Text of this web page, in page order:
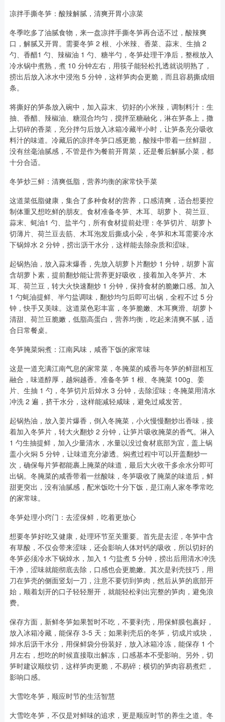
凉拌手撕冬笋：酸辣解腻，清爽开胃小凉菜
冬季吃多了油腻食物，来一盘凉拌手撕冬笋再合适不过，酸辣爽
口，解腻又开胃。需要冬笋 2 根、小米辣、香菜、蒜末、生抽 2
勺、香醋1 勺、辣椒油 1 勺、糖半勺，冬笋处理干净后，整根放入
冷水锅中煮熟，煮 10 分钟左右，用筷子能轻松扎透就说明熟了，
捞出后放入冰水中浸泡 5 分钟，这样笋肉会更脆，而且容易撕成细
条。
将撕好的笋条放入碗中，加入蒜末、切好的小米辣，调制料汁：生
抽、香醋、辣椒油、糖混合均匀，搅拌至糖融化，淋在笋条上，撒
上切碎的香菜，充分拌匀后放入冰箱冷藏半小时，让笋条充分吸收
料汁的味道。冷藏后的凉拌冬笋口感更脆，酸辣中带着一丝鲜甜，
没有丝毫油腻感，不管是作为餐前开胃菜，还是餐后解腻小菜，都
十分合适。
冬笋炒三鲜：清爽低脂，营养均衡的家常快手菜
这道菜低脂健康，集合了多种食材的营养，口感清爽，适合想要控
制体重又想吃鲜的朋友。食材准备冬笋、木耳、胡萝卜、荷兰豆、
蒜末、蚝油1 勺、盐半勺，所有食材提前处理：冬笋切片、胡萝卜
切薄片、荷兰豆去筋、木耳泡发后撕成小朵，冬笋和木耳需要冷水
下锅焯水 2 分钟，捞出沥干水分，这样能去除杂质和涩味。
起锅热油，放入蒜末爆香，先放入胡萝卜片翻炒 1 分钟，胡萝卜富
含胡萝卜素，提前翻炒能让营养更好吸收，接着加入冬笋片、木
耳、荷兰豆，转大火快速翻炒 1 分钟，保持食材的脆嫩口感。加入
1 勺蚝油提鲜、半勺盐调味，翻炒均匀后即可出锅，全程不过 5 分
钟，快手又美味。这道菜色彩丰富，冬笋脆嫩、木耳爽滑、胡萝卜
清甜、荷兰豆脆嫩，低脂高蛋白，营养均衡，吃起来清爽不腻，适
合日常餐桌。
冬笋腌菜焖煮：江南风味，咸香下饭的家常味
这是一道充满江南气息的家常菜，冬腌菜的咸香与冬笋的鲜甜相互
融合，味道醇厚，越焖越香。准备冬笋 1 根、冬腌菜 100g、姜
片、生抽 1 勺，冬笋切片后焯水 3 分钟，去除涩味；冬腌菜用清水
冲洗 2 遍，挤干水分，这样能减轻咸味，避免过咸发苦。
起锅热油，放入姜片爆香，倒入冬腌菜，小火慢慢翻炒出香味，接
着加入冬笋片，转大火翻炒 2 分钟，让笋片吸收腌菜的香气。淋入
1 勺生抽提鲜，加入少量清水，水量以没过食材底部为宜，盖上锅
盖小火焖 5 分钟，让味道充分渗透。焖煮过程中可以开盖翻炒一
次，确保每片笋都能裹上腌菜的味道，最后大火收干多余水分即可
出锅。冬腌菜的咸香带着一丝酸味，冬笋吸收了腌菜的味道后，鲜
甜更突出，没有油腻感，配米饭吃十分下饭，是江南人家冬季常吃
的家常味。
冬笋处理小窍门：去涩保鲜，吃着更放心
想要冬笋好吃又健康，处理环节至关重要。首先是去涩，冬笋中含
有草酸，不仅会带来涩味，还会影响人体对钙的吸收，所以切好的
冬笋必须冷水下锅焯水，加入 1 勺盐煮 5 分钟，捞出后用清水冲洗
干净，涩味就能彻底去除，口感也会更脆嫩。其次是剥壳技巧，用
刀在笋壳的侧面竖划一刀，注意不要切到笋肉，然后从笋的底部开
始，顺着划开的口子轻轻掰开，就能轻松剥出完整的笋肉，避免浪
费。
保存方面，新鲜冬笋如果暂时不吃，不要剥壳，用保鲜膜包裹好，
放入冰箱冷藏，能保存 3-5 天；如果剥壳后的冬笋，切成片或块，
焯水后沥干水分，用保鲜袋分份装好，放入冰箱冷冻，能保存 1 个
月左右，想吃的时候直接取出解冻，口感基本不受影响。另外，切
笋时建议顺纹切，这样笋肉更脆，不易碎；横切的笋肉容易煮烂，
影响口感。
大雪吃冬笋，顺应时节的生活智慧
大雪吃冬笋，不仅是对鲜味的追求，更是顺应时节的养生之道。冬